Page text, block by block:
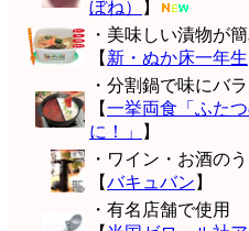
ぼね）
】
・美味しい漬物が
【 新・ぬか床一年生
・分割鍋で味にバ
【一挙両食「ふた
に！」
】
・ワイン・お酒の
【バキュバン 】
・有名店舗で使用